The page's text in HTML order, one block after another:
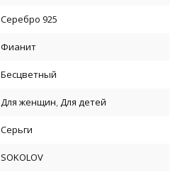
Серебро 925
Фианит
Бесцветный
Для женщин,Для детей
Серьги
SOKOLOV